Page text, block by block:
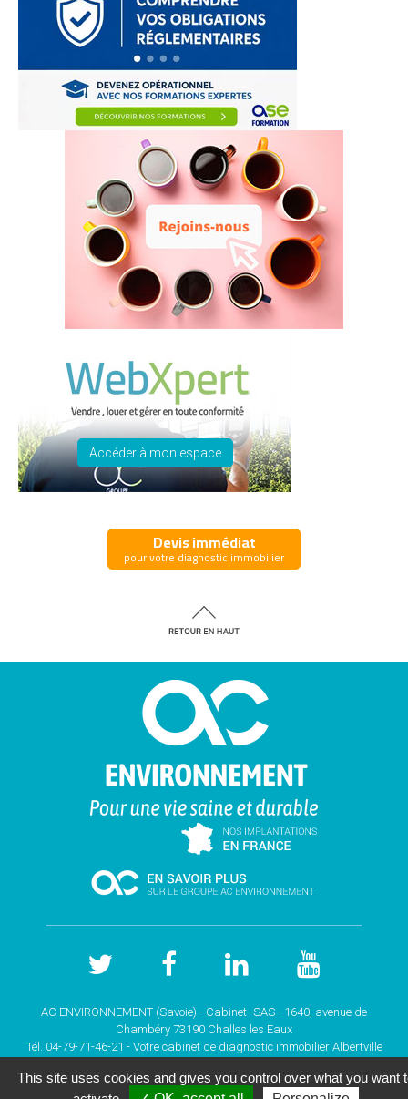
Accéder à mon espace
Devis immédiat
pour votre diagnostic immobilier
AC ENVIRONNEMENT (Savoie) - Cabinet -SAS - 1640, avenue de
Chambéry 73190 Challes les Eaux
Tél. 04-79-71-46-21 - Votre cabinet de diagnostic immobilier Albertville
Copyright © 2026 |Mentions légales |Plan du site|
This site uses cookies and gives you control over what you want